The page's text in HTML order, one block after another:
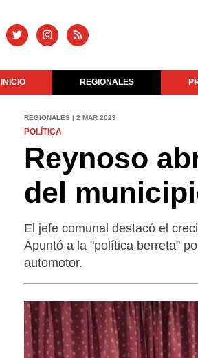
INICIO REGIONALES
REGIONALES | 2 MAR 2023
POLÍTICA
Reynoso
del
El jefe comunal destacó el
Apuntó a la "política berreta"
automotor.